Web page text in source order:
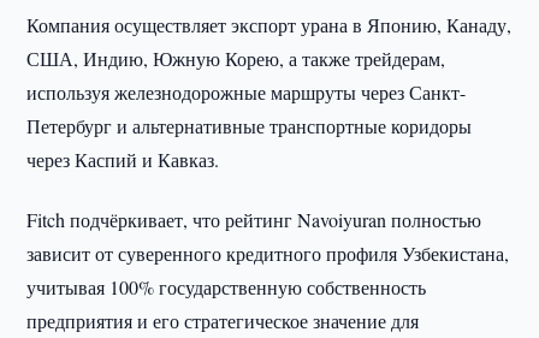
Компания осуществляет экспорт урана в Японию, Канаду,
США, Индию, Южную Корею, а также трейдерам,
используя железнодорожные маршруты через Санкт-
Петербург и альтернативные транспортные коридоры
через Каспий и Кавказ.
Fitch подчёркивает, что рейтинг Navoiyuran полностью
зависит от суверенного кредитного профиля Узбекистана,
учитывая 100% государственную собственность
предприятия и его стратегическое значение для